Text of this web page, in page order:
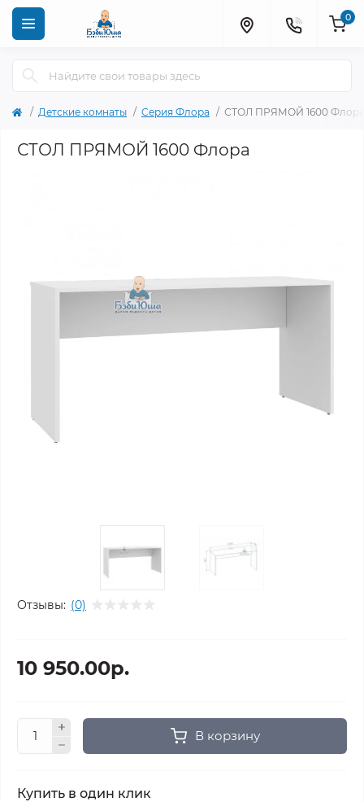
0
Детские комнаты Серия Флора СТОЛ ПРЯМОЙ 1600 Флора
СТОЛ ПРЯМОЙ 1600 Флора
Отзывы: (0)
10 950.00р.
В корзину
Купить в один клик